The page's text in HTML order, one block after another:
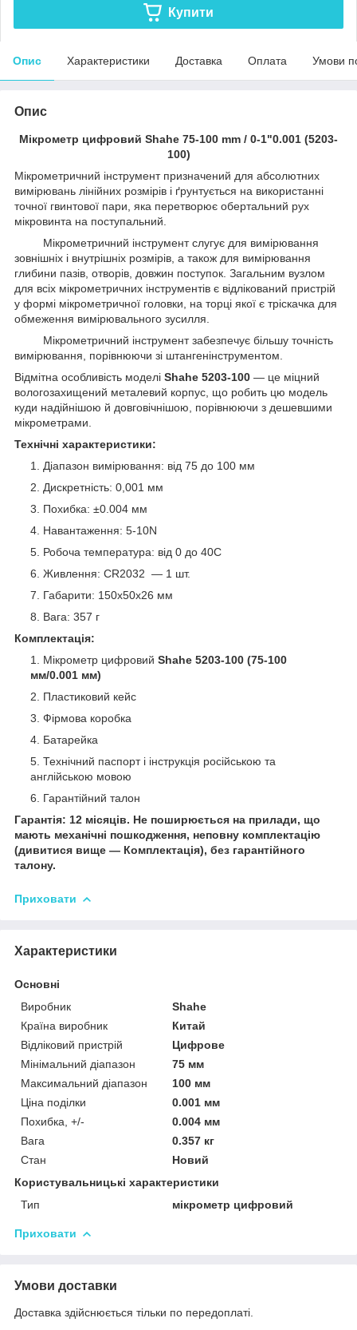
Купити
Опис Характеристики Доставка Оплата Умови
Опис
Мікрометр цифровий Shahe 75-100 mm / 0-1"0.001 (5203-
100)
Мікрометричний інструмент призначений для абсолютних
вимірювань лінійних розмірів і ґрунтується на використанні
точної гвинтової пари, яка перетворює обертальний рух
мікровинта на поступальний.
Мікрометричний інструмент слугує для вимірювання
зовнішніх і внутрішніх розмірів, а також для вимірювання
глибини пазів, отворів, довжин поступок. Загальним вузлом
для всіх мікрометричних інструментів є відлікований пристрій
у формі мікрометричної головки, на торці якої є тріскачка для
обмеження вимірювального зусилля.
Мікрометричний інструмент забезпечує більшу точність
вимірювання, порівнюючи зі штангенінструментом.
Відмітна особливість моделі Shahe 5203-100 — це міцний
вологозахищений металевий корпус, що робить цю модель
куди надійнішою й довговічнішою, порівнюючи з дешевшими
мікрометрами.
Технічні характеристики:
Діапазон вимірювання: від 75 до 100 мм
Дискретність: 0,001 мм
Похибка: ±0.004 мм
Навантаження: 5-10N
Робоча температура: від 0 до 40С
Живлення: CR2032 — 1 шт.
Габарити: 150х50х26 мм
Вага: 357 г
Комплектація:
Мікрометр цифровий Shahe 5203-100 (75-100
мм/0.001 мм)
Пластиковий кейс
Фірмова коробка
Батарейка
Технічний паспорт і інструкція російською та
англійською мовою
Гарантійний талон
Гарантія: 12 місяців. Не поширюється на прилади, що
мають механічні пошкодження, неповну комплектацію
(дивитися вище — Комплектація), без гарантійного
талону.
Приховати
Характеристики
Основні
Виробник
Shahe
Країна виробник
Китай
Відліковий пристрій
Цифрове
Мінімальний діапазон
75 мм
Максимальний діапазон
100 мм
Ціна поділки
0.001 мм
Похибка, +/-
0.004 мм
Вага
0.357 кг
Стан
Новий
Користувальницькі характеристики
Тип
мікрометр цифровий
Приховати
Умови доставки
Доставка здійснюється тільки по передоплаті.